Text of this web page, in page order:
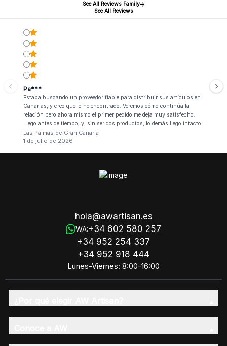
See All Reviews Family
See All Reviews
Pa***
Estaba buscando un proveedor fiable para distribuir sus artículos en
Canarias, y creo que lo he encontrado. Veremos cómo continúa la
relación pero ahora mismo el primer pedido me deja muy satisfecho.
Llego antes de tiempo, y, sin ser dos productos, lo demás llego intacto.
Las Palmas de Gran Canaria
1 de julio de 2026
hola@awartisan.es
WA:+34 602 580 257
+34 952 254 337
+34 952 918 444
Lunes-Viernes: 8:00-16:00